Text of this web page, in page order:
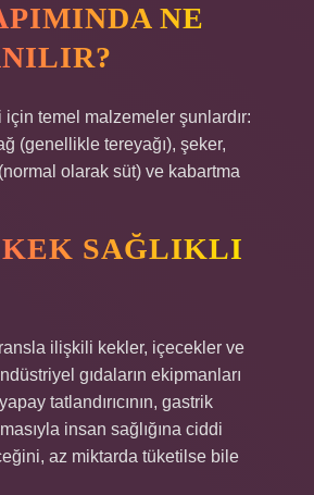
NE
temel malzemeler şunlardır:
(genellikle tereyağı), şeker,
(normal olarak süt) ve kabartma
SAĞLIKLI
ilişkili kekler, içecekler ve
gıdaların ekipmanları
tatlandırıcının, gastrik
insan sağlığına ciddi
az miktarda tüketilse bile